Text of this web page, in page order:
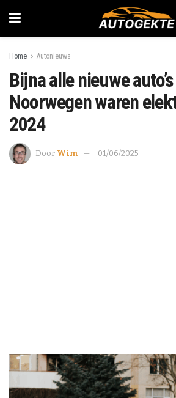
Home Autonieuws
Bijna alle nieuwe
Noorwegen waren
2024
Door Wim 01/06/2025